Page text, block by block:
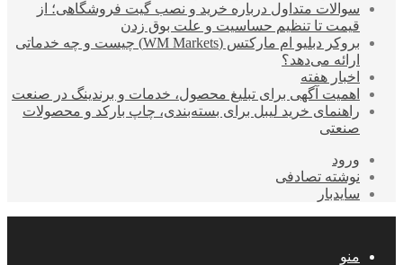
سوالات متداول درباره خرید و نصب گیت فروشگاهی؛ از
قیمت تا تنظیم حساسیت و علت بوق زدن
بروکر دبلیو ام مارکتس (WM Markets) چیست و چه خدماتی
ارائه می‌دهد؟
اخبار هفته
اهمیت آگهی برای تبلیغ محصول، خدمات و برندینگ در صنعت
راهنمای خرید لیبل برای بسته‌بندی، چاپ بارکد و محصولات
صنعتی
ورود
نوشته تصادفی
سایدبار
منو